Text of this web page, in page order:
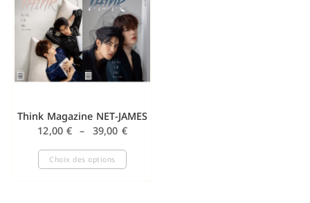
Think Magazine NET-JAMES
12,00€ – 39,00 €
Choix des options